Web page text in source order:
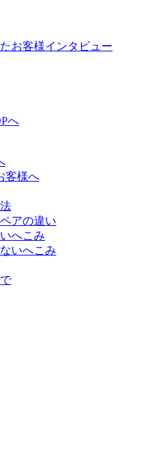
お客様インタビュー
へ
客様へ
アの違い
へこみ
いへこみ